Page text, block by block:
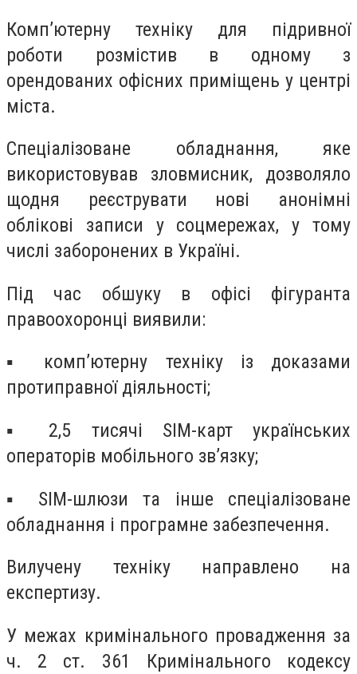
Комп’ютерну техніку для підривної
роботи розмістив в одному з
орендованих офісних приміщень у центрі
міста.
Спеціалізоване обладнання, яке
використовував зловмисник, дозволяло
щодня реєструвати нові анонімні
облікові записи у соцмережах, у тому
числі заборонених в Україні.
Під час обшуку в офісі фігуранта
правоохоронці виявили:
▪️ комп’ютерну техніку із доказами
протиправної діяльності;
▪️ 2,5 тисячі SIM-карт українських
операторів мобільного зв’язку;
▪️ SIM-шлюзи та інше спеціалізоване
обладнання і програмне забезпечення.
Вилучену техніку направлено на
експертизу.
У межах кримінального провадження за
ч. 2 ст. 361 Кримінального кодексу